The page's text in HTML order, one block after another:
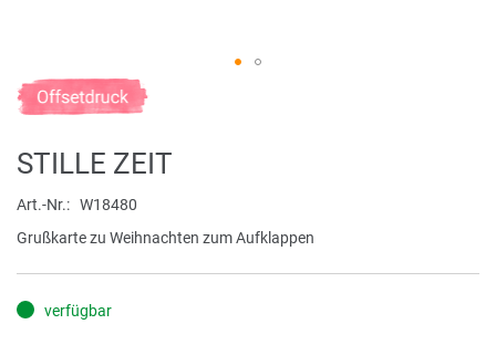
Zum
Anfang
Bildergalerie
STILLE ZEIT
Art.-Nr.
W18480
Grußkarte zu Weihnachten zum Aufklappen
verfügbar